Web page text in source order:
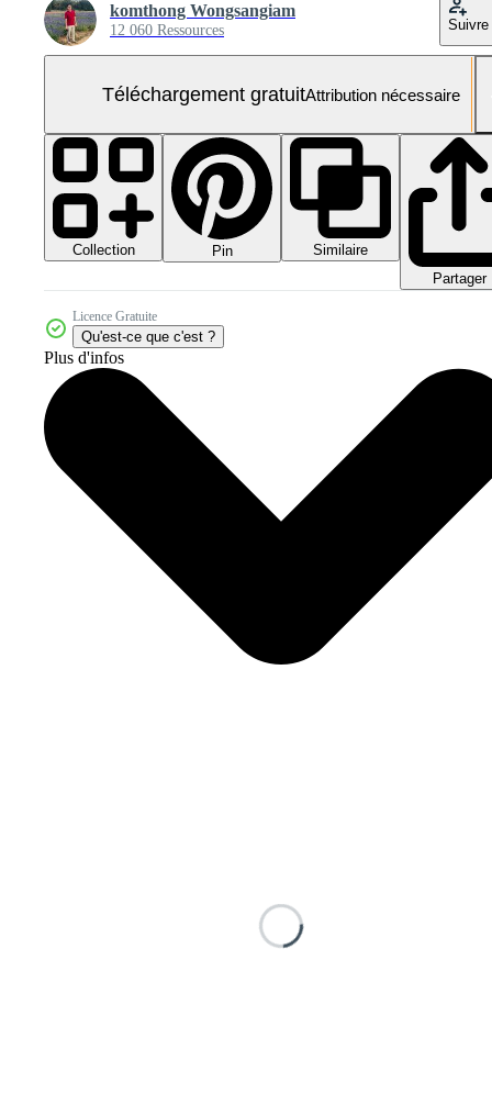
komthong Wongsangiam
12 060 Ressources Suivre
Téléchargement gratuitAttribution nécessaire
Collection Pin
Similaire
Partager
Licence Gratuite
Qu'est-ce que c'est ?
Plus d'infos